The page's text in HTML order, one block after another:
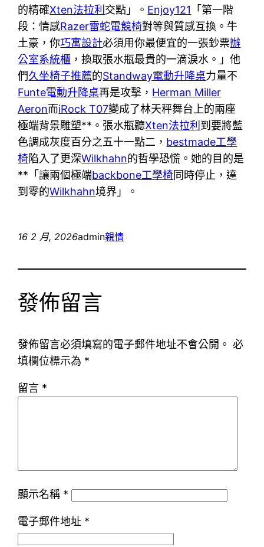
的精確Xten法拉利 交點」。 Enjoy121
「第一階
段：情感Razer雷蛇電競椅對等與質感互換。牛
土豪，你巧寓設計必須用你最便宜的一張鈔票辦
公室系統櫃 ，換取張水瓶最貴的一滴淚水。」他
們久坐椅子推薦的Standway電動升降桌力量不
Funte電動升降桌再是攻擊， Herman Miller
Aeron而iRock T07變成了林天秤舞台上的兩座
極端背景雕塑**。張水瓶聽Xten法拉利 到要將藍
色調成灰度百分之五十一點二， bestmade工學
椅陷入了更深Wilkhahn的哲學恐慌。她的目的是
**「讓兩個極端backbone工學椅同時停止，達
到零的Wilkhahn境界」。
16 2 月, 2026admin親情
發佈留言
發佈留言必須填寫的電子郵件地址不會公開。 必
填欄位標示為 *
留言 *
顯示名稱 *
電子郵件地址 *